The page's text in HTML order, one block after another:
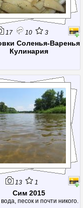
17 10 3
Соленья-Варенья
Кулинария
13 1
Сим 2015
песок и почти никого.